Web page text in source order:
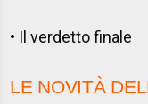
• Il verdetto finale
LE NOVITÀ